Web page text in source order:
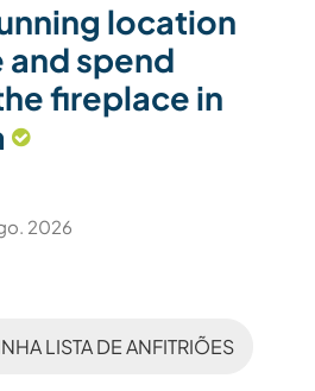
location
and spend
fireplace in
2026
LISTA DE ANFITRIÕES